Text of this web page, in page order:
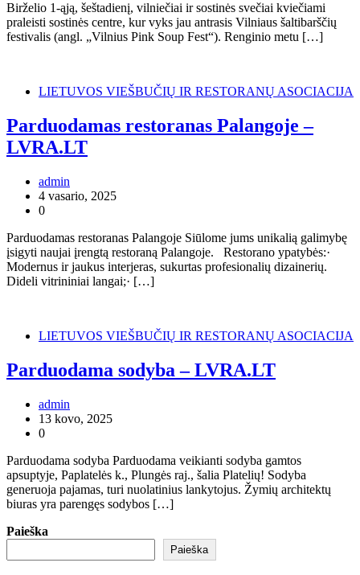
Birželio 1-ąją, šeštadienį, vilniečiai ir sostinės svečiai kviečiami
praleisti sostinės centre, kur vyks jau antrasis Vilniaus šaltibarščių
festivalis (angl. „Vilnius Pink Soup Fest“). Renginio metu […]
LIETUVOS VIEŠBUČIŲ IR RESTORANŲ ASOCIACIJA
Parduodamas restoranas Palangoje –
LVRA.LT
admin
4 vasario, 2025
0
Parduodamas restoranas Palangoje Siūlome jums unikalią galimybę
įsigyti naujai įrengtą restoraną Palangoje. Restorano ypatybės:·
Modernus ir jaukus interjeras, sukurtas profesionalių dizainerių.
Dideli vitrininiai langai;· […]
LIETUVOS VIEŠBUČIŲ IR RESTORANŲ ASOCIACIJA
Parduodama sodyba – LVRA.LT
admin
13 kovo, 2025
0
Parduodama sodyba Parduodama veikianti sodyba gamtos
apsuptyje, Paplatelės k., Plungės raj., šalia Platelių! Sodyba
generuoja pajamas, turi nuolatinius lankytojus. Žymių architektų
biuras yra parengęs sodybos […]
Paieška
Paieška